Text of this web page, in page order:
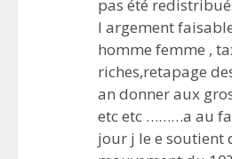
pas été
l argement
homme femme ,
riches,retapage
an donner aux
etc etc ………a au
jour j le e soutient